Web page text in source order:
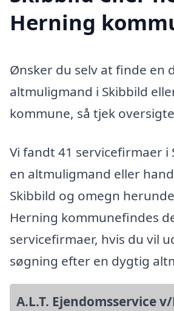
Herning
Ønsker du selv at finde en
altmuligmand i Skibbild
kommune, så tjek
Vi fandt 41 servicefirmaer i
en altmuligmand eller
Skibbild og omegn
Herning kommunefindes
servicefirmaer, hvis du vil
søgning efter en dygtig
A.L.T. Ejendomsservice